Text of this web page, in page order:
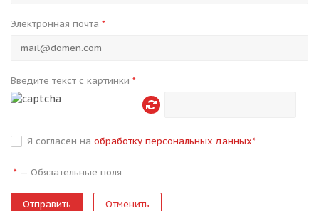
Электронная почта *
Введите текст с картинки *
Я согласен на обработку персональных данных*
* — Обязательные поля
Отменить